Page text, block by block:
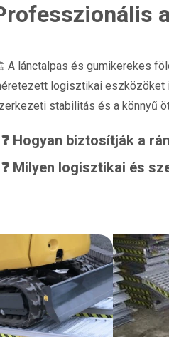
A lánctalpas és gumikerekes
logisztikai eszközöket
stabilitás és a könnyű
❓ Hogyan biztosítják a
❓ Milyen logisztikai és